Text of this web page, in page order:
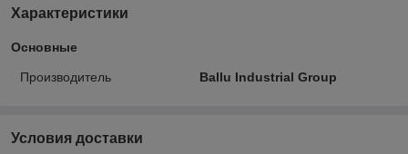
Характеристики
Основные
Производитель Ballu Industrial Group
Условия доставки